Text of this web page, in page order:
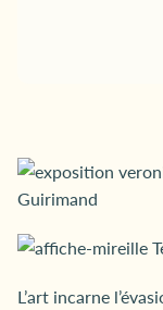
L’art incarne